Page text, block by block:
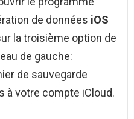
de données iOS
la troisième option de
de gauche:
de sauvegarde
à votre compte iCloud.